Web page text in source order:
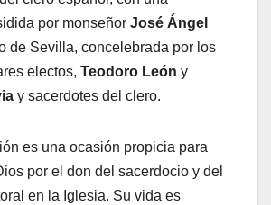
por monseñor José Ángel
de Sevilla, concelebrada por los
electos, Teodoro León y
y sacerdotes del clero.
es una ocasión propicia para
por el don del sacerdocio y del
en la Iglesia. Su vida es